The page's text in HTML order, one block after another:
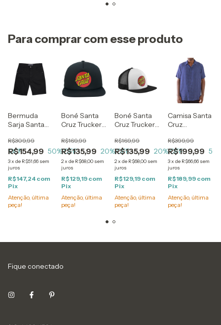
Para comprar com esse produto
% OFF
Bermuda
Sarja Santa
Confort Black
R$154,99
R$309,99
50% OFF
3x de R$51,66 sem
juros
R$147,24 com
Pix
Atenção, última
peça!
Boné Santa
Cruz Trucker
Blk
R$135,99
R$169,99
20% OFF
2x de R$68,00 sem
juros
R$129,19 com
Pix
Atenção, última
peça!
Boné Santa
Cruz Trucker
Wht
R$135,99
R$169,99
20% OFF
2x de R$68,00 sem
juros
R$129,19 com
Pix
Atenção, última
peça!
Camisa Santa
Cruz
Contour Blue
R$199,99
R$399,99
50
3x de R$66,66 sem
juros
R$189,99 com
Pix
Atenção, última
peça!
Fique conectado